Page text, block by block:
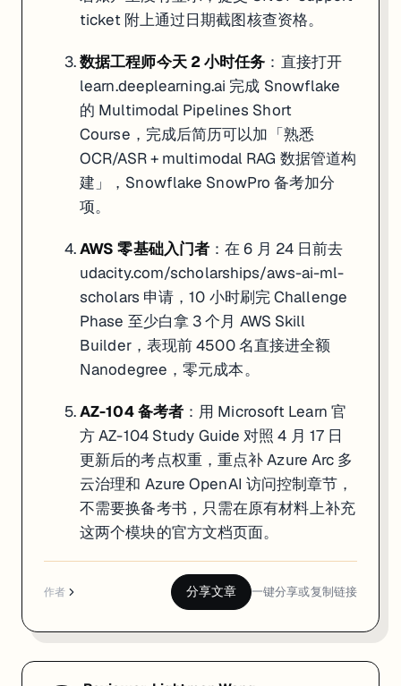
ticket 附上通过日期截图核查资格。
数据工程师今天 2 小时任务 ：直接打开
learn.deeplearning.ai 完成 Snowflake
的 Multimodal Pipelines Short
Course，完成后简历可以加「熟悉
OCR/ASR + multimodal RAG 数据管道构
建」，Snowflake SnowPro 备考加分
项。
AWS 零基础入门者 ：在 6 月 24 日前去
udacity.com/scholarships/aws-ai-ml-
scholars 申请，10 小时刷完 Challenge
Phase 至少白拿 3 个月 AWS Skill
Builder，表现前 4500 名直接进全额
Nanodegree，零元成本。
AZ-104 备考者 ：用 Microsoft Learn 官
方AZ-104 Study Guide 对照 4 月 17 日
更新后的考点权重，重点补 Azure Arc 多
云治理和 Azure OpenAI 访问控制章节，
不需要换备考书，只需在原有材料上补充
这两个模块的官方文档页面。
作者 分享文章 一键分享或复制链接